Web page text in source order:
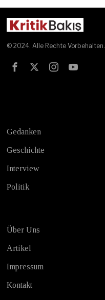
© 2024. Alle Rechte Vorbehalten.
Gedanken
Geschichte
Interview
Politik
Über Uns
Artikel
Impressum
Kontakt